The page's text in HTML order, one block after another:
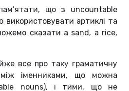
що з uncountable
артиклі та
сказати a sand, a rice,
все про таку граматичну
іменниками, що можна
nouns), і тими, що не